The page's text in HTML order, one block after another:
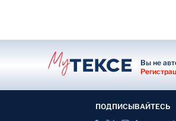
Вы не
ПОДПИСЫВАЙТЕСЬ